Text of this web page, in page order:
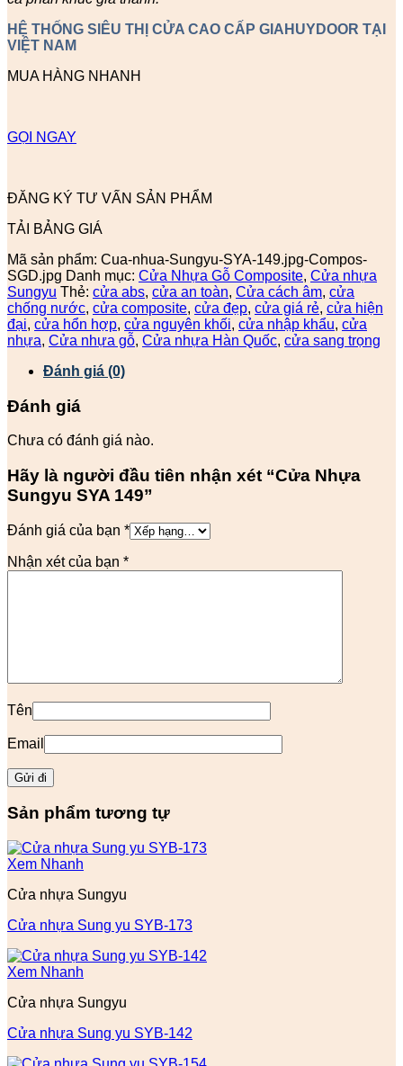
HỆ THỐNG SIÊU THỊ CỬA CAO CẤP GIAHUYDOOR TẠI
VIỆT NAM
MUA HÀNG NHANH
GỌI NGAY
ĐĂNG KÝ TƯ VẤN SẢN PHẨM
TẢI BẢNG GIÁ
Mã sản phẩm: Cua-nhua-Sungyu-SYA-149.jpg-Compos-
SGD.jpg Danh mục: Cửa Nhựa Gỗ Composite, Cửa nhựa
Sungyu Thẻ: cửa abs, cửa an toàn, Cửa cách âm, cửa
chống nước, cửa composite, cửa đẹp, cửa giá rẻ, cửa hiện
đại, cửa hổn hợp, cửa nguyên khối, cửa nhập khẩu, cửa
nhựa, Cửa nhựa gỗ, Cửa nhựa Hàn Quốc, cửa sang trọng
Đánh giá (0)
Đánh giá
Chưa có đánh giá nào.
Hãy là người đầu tiên nhận xét “Cửa Nhựa
Sungyu SYA 149”
Đánh giá của bạn *
Nhận xét của bạn *
Tên
Email
Sản phẩm tương tự
Xem Nhanh
Cửa nhựa Sungyu
Cửa nhựa Sung yu SYB-173
Xem Nhanh
Cửa nhựa Sungyu
Cửa nhựa Sung yu SYB-142